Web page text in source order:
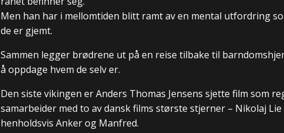
Men han har i mellomtiden blitt ramt av en mental utfordring
de er gjemt.
Sammen legger brødrene ut på en reise tilbake til
å oppdage hvem de selv er.
Den siste vikingen er Anders Thomas Jensens sjette film som
samarbeider med to av dansk films største stjerner – Nikolaj
henholdsvis Anker og Manfred.